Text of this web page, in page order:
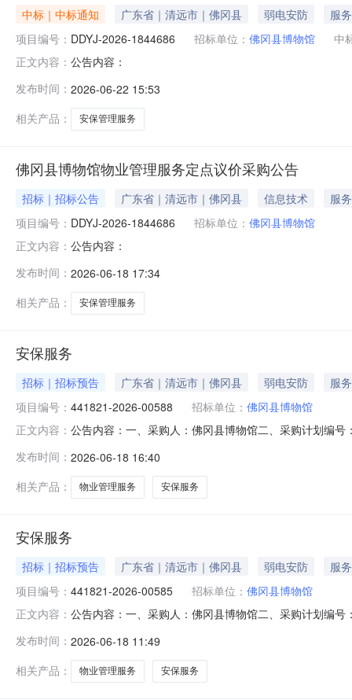
中标｜中标通知 广东省｜清远市｜佛冈县 弱电安防
服务
项目编号： DDYJ-2026-1844686 招标单位： 佛冈县博物馆
中
正文内容： 公告内容：
发布时间： 2026-06-22 15:53
相关产品：
安保管理服务
佛冈县博物馆物业管理服务定点议价采购公告
招标｜招标公告 广东省｜清远市｜佛冈县 信息技术
服务
项目编号： DDYJ-2026-1844686 招标单位： 佛冈县博物馆
正文内容： 公告内容：
发布时间： 2026-06-18 17:34
相关产品：
安保管理服务
安保服务
招标｜招标预告 广东省｜清远市｜佛冈县 弱电安防
服务
项目编号： 441821-2026-00588 招标单位： 佛冈县博物馆
正文内容： 公告内容：一、采购人：佛冈县博物馆二、采购计划编
发布时间： 2026-06-18 16:40
相关产品：
物业管理服务 安保服务
安保服务
招标｜招标预告 广东省｜清远市｜佛冈县 弱电安防
服务
项目编号： 441821-2026-00585 招标单位： 佛冈县博物馆
正文内容： 公告内容：一、采购人：佛冈县博物馆二、采购计划编
发布时间： 2026-06-18 11:49
相关产品：
物业管理服务 安保服务